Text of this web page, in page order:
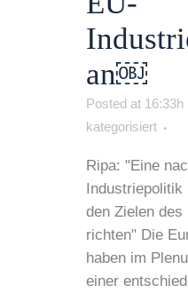
an￼
Posted at 16:33h
kategorisiert
Ripa: "Eine
den Zielen des
richten" Die
haben im
einer